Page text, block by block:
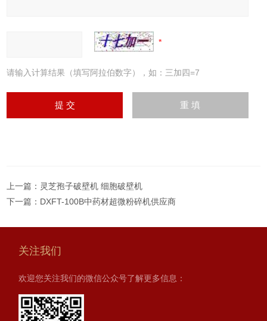
请输入计算结果（填写阿拉伯数字），如：三加四=7
上一篇： 灵芝孢子破壁机 细胞破壁机
下一篇： DXFT-100B中药材超微粉碎机供应商
关注我们
欢迎您关注我们的微信公众号了解更多信息：